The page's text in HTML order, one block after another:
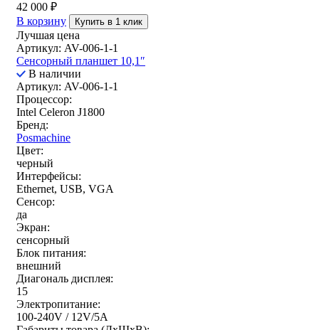
42 000 ₽
В корзину
Купить в 1 клик
Лучшая цена
Артикул: AV-006-1-1
Сенсорный планшет 10,1″
В наличии
Артикул: AV-006-1-1
Процессор:
Intel Celeron J1800
Бренд:
Posmachine
Цвет:
черный
Интерфейсы:
Ethernet, USB, VGA
Сенсор:
да
Экран:
сенсорный
Блок питания:
внешний
Диагональ дисплея:
15
Электропитание:
100-240V / 12V/5A